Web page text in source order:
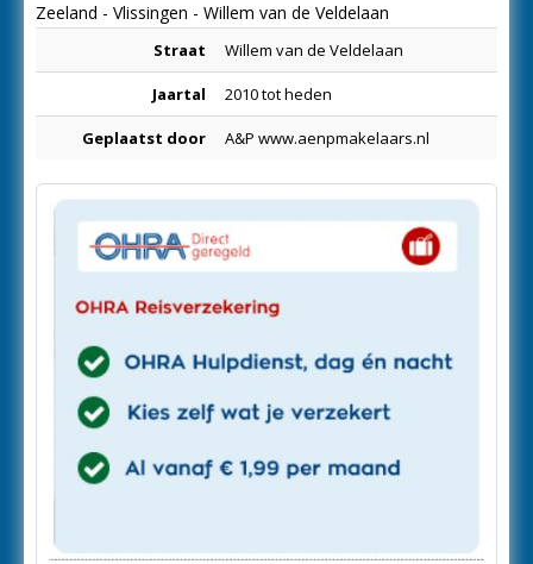
Zeeland - Vlissingen - Willem van de Veldelaan
Straat Willem van de Veldelaan
Jaartal 2010 tot heden
Geplaatst door A&P www.aenpmakelaars.nl